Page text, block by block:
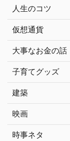
人生のコツ
仮想通貨
大事なお金の話
子育てグッズ
建築
映画
時事ネタ